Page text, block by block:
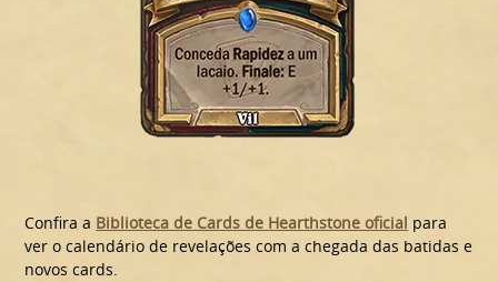
Confira a Biblioteca de Cards de Hearthstone oficial para
ver o calendário de revelações com a chegada das batidas e
novos cards.